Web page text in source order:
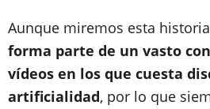
Aunque miremos esta
forma parte de un vasto
vídeos en los que cuesta
artificialidad, por lo que